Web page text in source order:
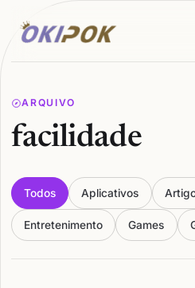
ARQUIVO
facilidade
Todos Aplicativos
Entretenimento Games